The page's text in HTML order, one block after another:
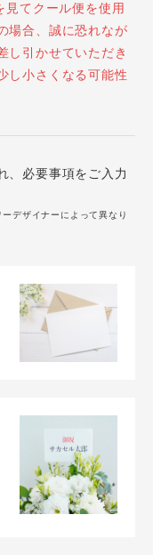
てクール便を使用
場合、誠に恐れなが
し引かせていただき
し小さくなる可能性
、必要事項をご入力
デザイナーによって異なり